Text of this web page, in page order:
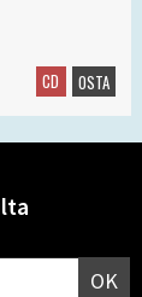
CD OSTA
OK